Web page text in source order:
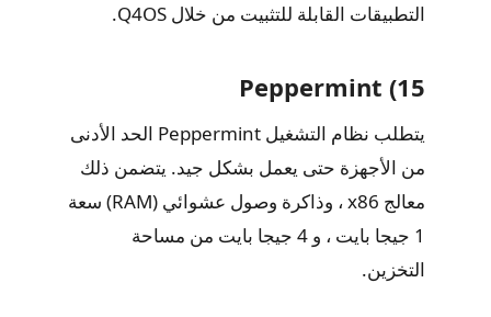
التطبيقات القابلة للتثبيت من خلال Q4OS.
15) Peppermint
يتطلب نظام التشغيل Peppermint الحد الأدنى
من الأجهزة حتى يعمل بشكل جيد. يتضمن ذلك
معالج x86 ، وذاكرة وصول عشوائي (RAM) سعة
1 جيجا بايت ، و 4 جيجا بايت من مساحة
التخزين.